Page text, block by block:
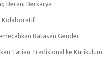
Berani Berkarya
Kolaboratif
Batasan Gender
Tarian Tradisional ke Kurikulum